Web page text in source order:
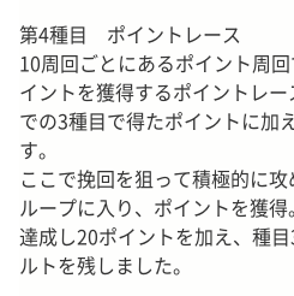
第4種目 ポイントレース
10周回ごとにあるポイント周
イントを獲得するポイントレ
での3種目で得たポイントに加
す。
ここで挽回を狙って積極的に
ループに入り、ポイントを獲
達成し20ポイントを加え、種
ルトを残しました。